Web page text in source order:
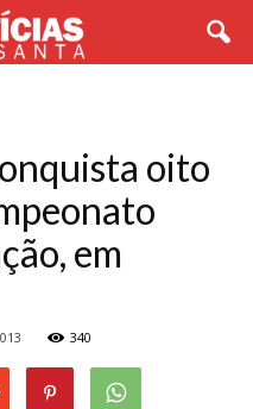
oito
em
340